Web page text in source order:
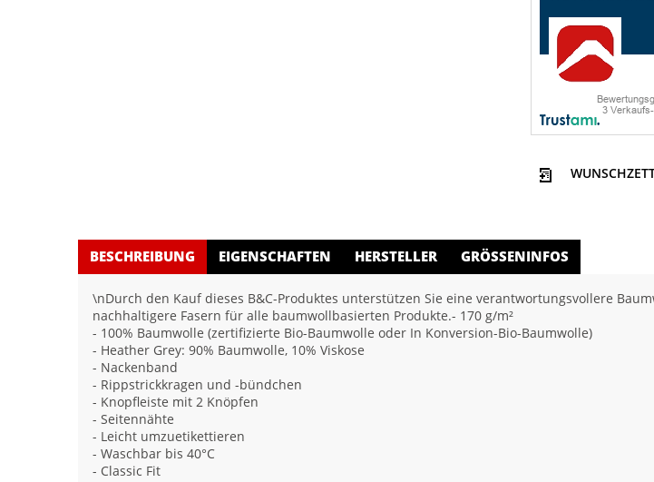
BESCHREIBUNG EIGENSCHAFTEN HERSTELLER GRÖSSENINFOS
\nDurch den Kauf dieses B&C-Produktes unterstützen Sie eine verantwortungsvollere
nachhaltigere Fasern für alle baumwollbasierten Produkte.- 170 g/m²
- 100% Baumwolle (zertifizierte Bio-Baumwolle oder In Konversion-Bio-Baumwolle)
- Heather Grey: 90% Baumwolle, 10% Viskose
- Nackenband
- Rippstrickkragen und -bündchen
- Knopfleiste mit 2 Knöpfen
- Seitennähte
- Leicht umzuetikettieren
- Waschbar bis 40°C
- Classic Fit